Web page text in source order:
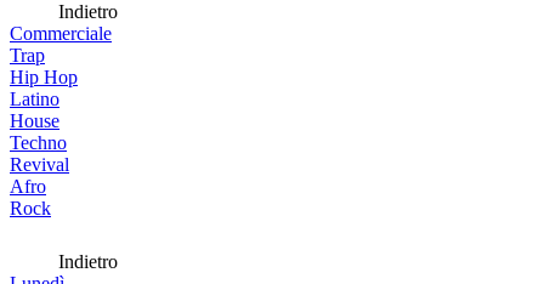
Indietro
Commerciale
Trap
Hip Hop
Latino
House
Techno
Revival
Afro
Rock
Indietro